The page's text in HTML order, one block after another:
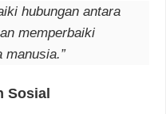
hubungan antara
memperbaiki
manusia.”
Sosial